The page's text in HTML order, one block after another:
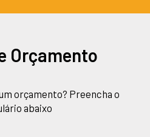
Orçamento
orçamento? Preencha o
abaixo